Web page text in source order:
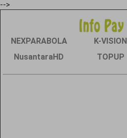
-->
NEXPARABOLA K-VISION
NusantaraHD
TOPUP